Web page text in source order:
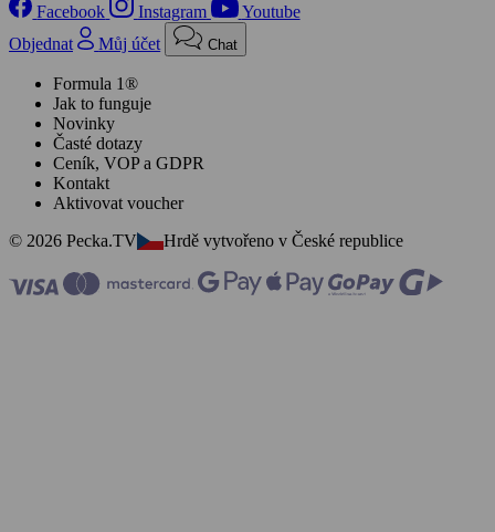
Facebook Instagram
Youtube
Objednat
Můj účet Chat
Formula 1®
Jak to funguje
Novinky
Časté dotazy
Ceník, VOP a GDPR
Kontakt
Aktivovat voucher
© 2026 Pecka.TV
Hrdě vytvořeno v České republice